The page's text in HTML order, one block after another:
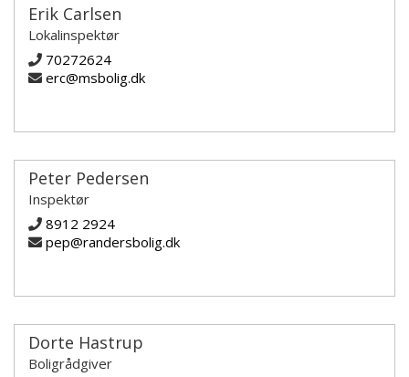
Erik Carlsen
Lokalinspektør
70272624
erc@msbolig.dk
Peter Pedersen
Inspektør
8912 2924
pep@randersbolig.dk
Dorte Hastrup
Boligrådgiver